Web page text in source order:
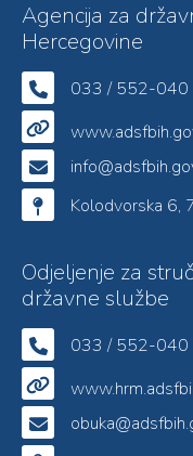
Agencija za
Hercegovine
033 / 552-040
Kolodvorska 6,
Odjeljenje za
državne službe
033 / 552-040